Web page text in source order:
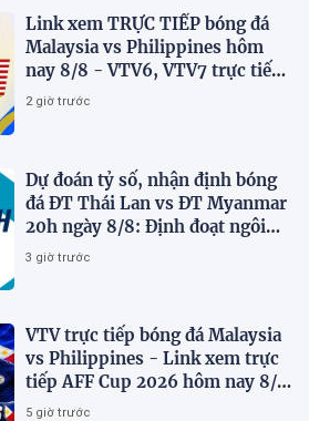
Link xem TRỰC TIẾP bóng đá
Malaysia vs Philippines hôm
nay 8/8 - VTV6, VTV7 trực tiếp
AFF Cup 2026
2 giờ trước
Dự đoán tỷ số, nhận định bóng
đá ĐT Thái Lan vs ĐT Myanmar
20h ngày 8/8: Định đoạt ngôi
đầu bảng
3 giờ trước
VTV trực tiếp bóng đá Malaysia
vs Philippines - Link xem trực
tiếp AFF Cup 2026 hôm nay 8/8
trên VTV7
5 giờ trước